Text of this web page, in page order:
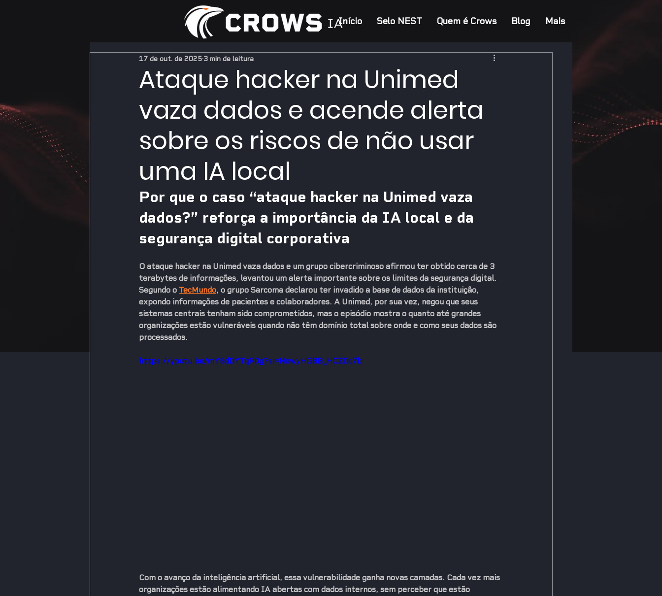
Início Selo NEST Quem é Crows Blog Mais
Ataque hacker na Unimed
vaza dados e acende alerta
sobre os riscos de não usar
uma IA local
17 de out. de 2025 3 min de leitura
Por que o caso “ataque hacker na Unimed vaza
dados?” reforça a importância da IA local e da
segurança digital corporativa
O ataque hacker na Unimed vaza dados e um grupo cibercriminoso afirmou ter obtido cerca de 3
terabytes de informações, levantou um alerta importante sobre os limites da segurança digital.
Segundo o TecMundo, o grupo Sarcoma declarou ter invadido a base de dados da instituição,
expondo informações de pacientes e colaboradores. A Unimed, por sua vez, negou que seus
sistemas centrais tenham sido comprometidos, mas o episódio mostra o quanto até grandes
organizações estão vulneráveis quando não têm domínio total sobre onde e como seus dados são
processados.
https://youtu.be/mY6dDYTqR0g?si=NowyHG8B_HCZDc7b
Com o avanço da inteligência artificial, essa vulnerabilidade ganha novas camadas. Cada vez mais
organizações estão alimentando IA abertas com dados internos, sem perceber que estão